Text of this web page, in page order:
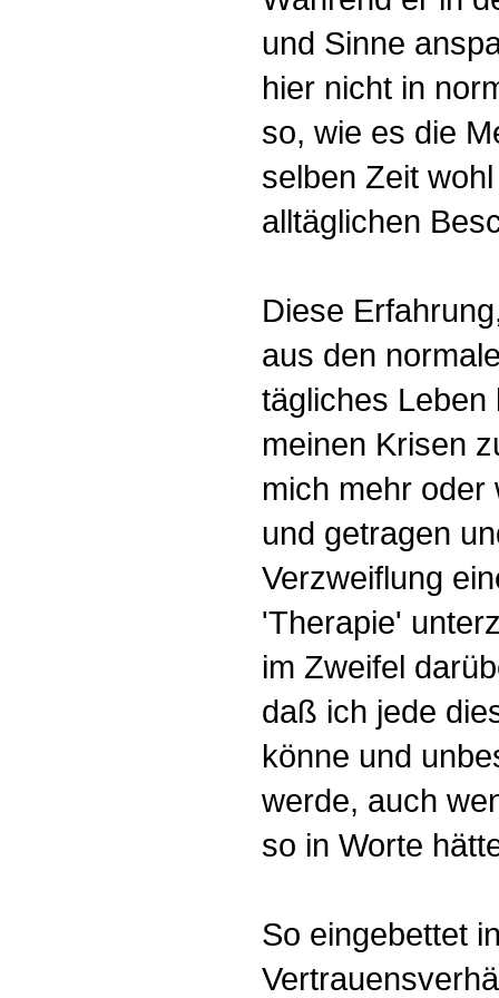
und Sinne
hier nicht in
so, wie es die
selben Zeit
alltäglichen
Diese
aus den
tägliches Leben
meinen Krisen
mich mehr oder
und getragen
Verzweiflung
'Therapie'
im Zweifel
daß ich jede
könne und
werde, auch
so in Worte
So eingebettet